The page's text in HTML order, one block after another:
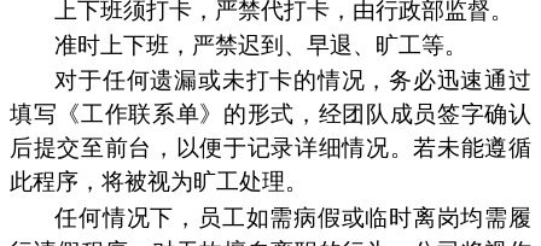
上下班须打卡，严禁代打卡，由行政部监督。
准时上下班，严禁迟到、早退、旷工等。
对于任何遗漏或未打卡的情况，务必迅速通过
填写《工作联系单》的形式，经团队成员签字确认
后提交至前台，以便于记录详细情况。若未能遵循
此程序，将被视为旷工处理。
任何情况下，员工如需病假或临时离岗均需履